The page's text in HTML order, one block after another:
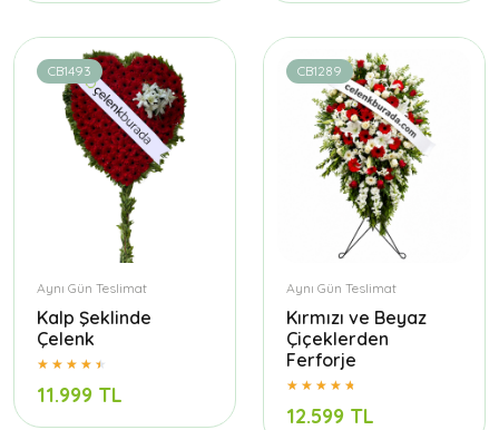
CB1493
Aynı Gün Teslimat
Kalp Şeklinde
Çelenk
11.999 TL
CB1289
Aynı Gün Teslimat
Kırmızı ve Beyaz
Çiçeklerden
Ferforje
12.599 TL